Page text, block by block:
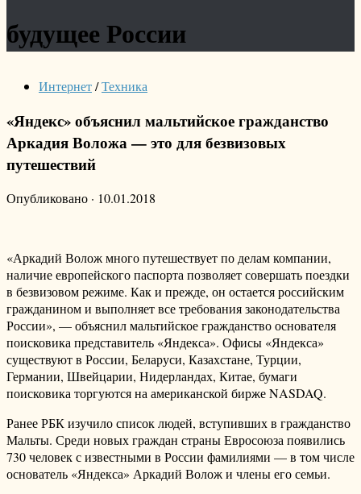
будущее России
Интернет/Техника
«Яндекс» объяснил мальтийское гражданство
Аркадия Воложа — это для безвизовых
путешествий
Опубликовано · 10.01.2018
«Аркадий Волож много путешествует по делам компании,
наличие европейского паспорта позволяет совершать поездки
в безвизовом режиме. Как и прежде, он остается российским
гражданином и выполняет все требования законодательства
России», — объяснил мальтийское гражданство основателя
поисковика представитель «Яндекса». Офисы «Яндекса»
существуют в России, Беларуси, Казахстане, Турции,
Германии, Швейцарии, Нидерландах, Китае, бумаги
поисковика торгуются на американской бирже NASDAQ.
Ранее РБК изучило список людей, вступивших в гражданство
Мальты. Среди новых граждан страны Евросоюза появились
730 человек с известными в России фамилиями — в том числе
основатель «Яндекса» Аркадий Волож и члены его семьи.